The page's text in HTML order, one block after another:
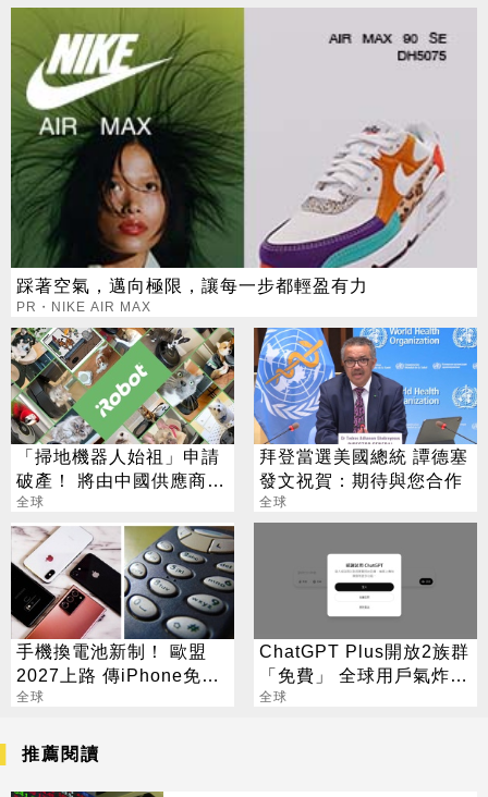
踩著空氣，邁向極限，讓每一步都輕盈有力
PR・NIKE AIR MAX
「掃地機器人始祖」申請
破產！ 將由中國供應商接
手
全球
拜登當選美國總統 譚德塞
發文祝賀：期待與您合作
全球
手機換電池新制！ 歐盟
2027上路 傳iPhone免跟
進
全球
ChatGPT Plus開放2族群
「免費」 全球用戶氣炸
喊：不公平
全球
推薦閱讀